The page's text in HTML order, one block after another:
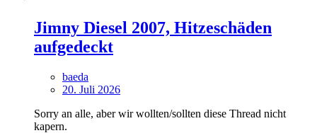
Jimny Diesel 2007, Hitzeschäden
aufgedeckt
baeda
20. Juli 2026
Sorry an alle, aber wir wollten/sollten diese Thread nicht
kapern.